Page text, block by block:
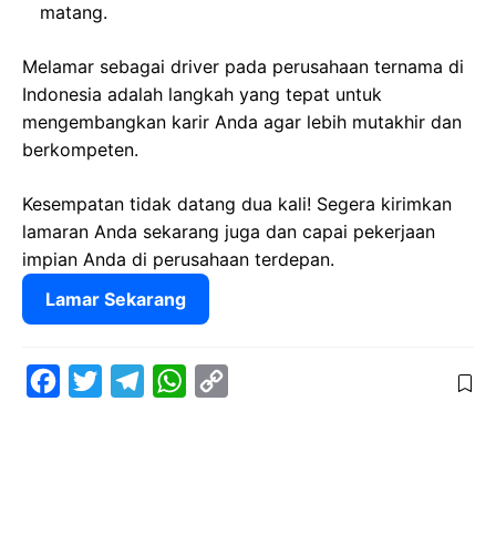
matang.
Melamar sebagai driver pada perusahaan ternama di
Indonesia adalah langkah yang tepat untuk
mengembangkan karir Anda agar lebih mutakhir dan
berkompeten.
Kesempatan tidak datang dua kali! Segera kirimkan
lamaran Anda sekarang juga dan capai pekerjaan
impian Anda di perusahaan terdepan.
Lamar Sekarang
W